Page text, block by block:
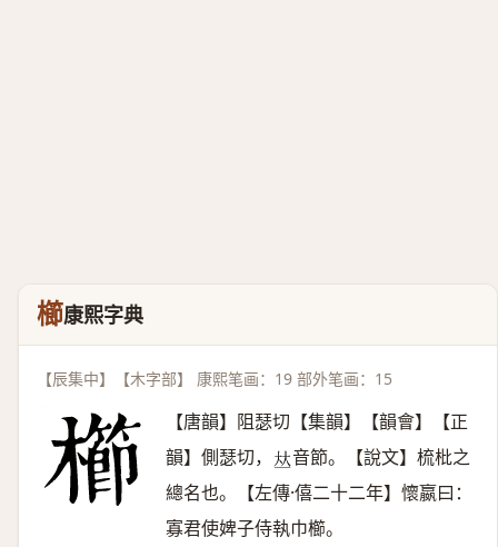
櫛康熙字典
【辰集中】【木字部】 康熙笔画：19 部外笔画：15
【唐韻】阻瑟切【集韻】【韻會】【正
韻】側瑟切， 𠀤音節。【說文】梳枇之
總名也。【左傳·僖二十二年】懷嬴曰：
寡君使婢子侍執巾櫛。